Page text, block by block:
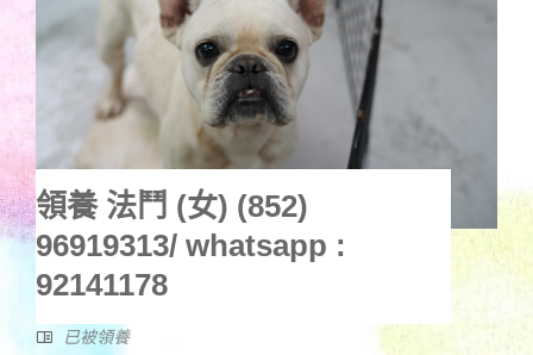
領養 法鬥 (女) (852)
96919313/ whatsapp :
92141178
已被領養